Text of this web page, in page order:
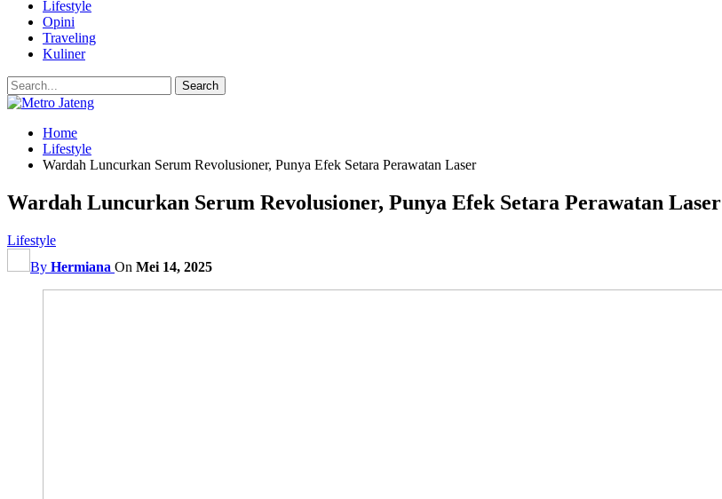
Lifestyle
Opini
Traveling
Kuliner
Home
Lifestyle
Wardah Luncurkan Serum Revolusioner, Punya Efek Setara Perawatan Laser
Wardah Luncurkan Serum Revolusioner, Punya Efek Setara Perawatan Laser
Lifestyle
By Hermiana On Mei 14, 2025